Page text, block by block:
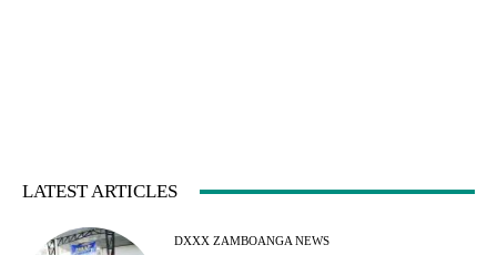
LATEST ARTICLES
DXXX ZAMBOANGA NEWS